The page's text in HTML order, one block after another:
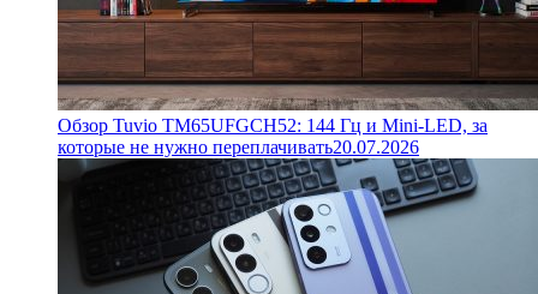
Обзор Tuvio TM65UFGCH52: 144 Гц и Mini-LED, за
которые не нужно переплачивать20.07.2026